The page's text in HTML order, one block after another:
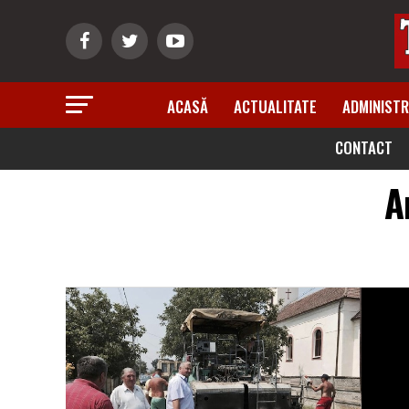
ACASĂ ACTUALITATE
CONTACT